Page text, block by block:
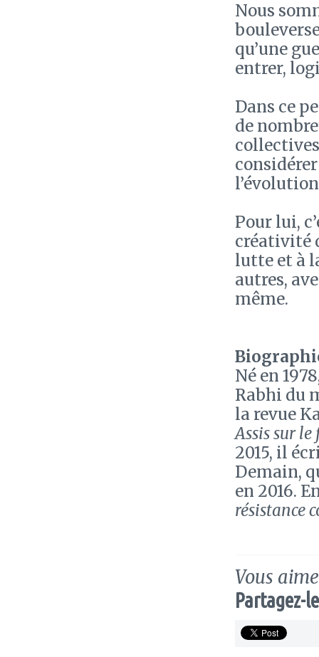
Nous
qu’une
entrer,
Dans ce
de
Pour lui,
créativité
lutte et à
autres,
même.
Né en
Rabhi du
la revue
Assis sur le
2015, il
Demain,
en 2016.
résistance
Vous
Partagez-